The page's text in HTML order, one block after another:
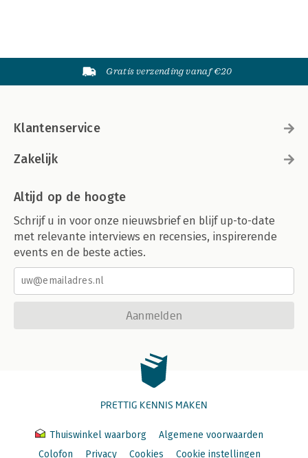
Gratis verzending vanaf €20
Klantenservice
Zakelijk
Altijd op de hoogte
Schrijf u in voor onze nieuwsbrief en blijf up-to-date
met relevante interviews en recensies, inspirerende
events en de beste acties.
Aanmelden
PRETTIG KENNIS MAKEN
Thuiswinkel waarborg
Algemene voorwaarden
Colofon
Privacy Cookies Cookie instellingen